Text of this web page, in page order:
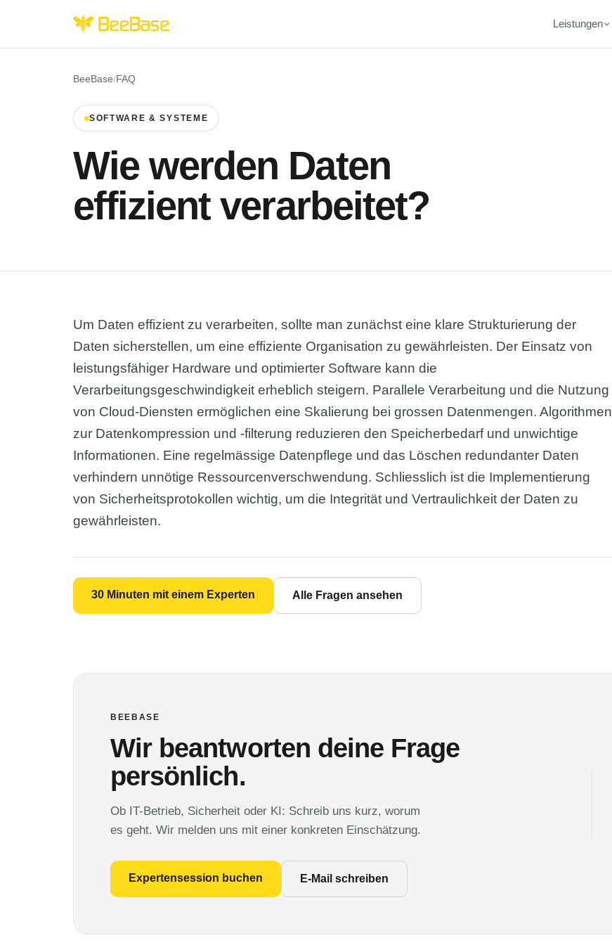
Leistungen
BeeBase/FAQ
SOFTWARE & SYSTEME
Wie werden Daten
effizient verarbeitet?
Um Daten effizient zu verarbeiten, sollte man zunächst eine klare Strukturierung der
Daten sicherstellen, um eine effiziente Organisation zu gewährleisten. Der Einsatz von
leistungsfähiger Hardware und optimierter Software kann die
Verarbeitungsgeschwindigkeit erheblich steigern. Parallele Verarbeitung und die Nutzung
von Cloud-Diensten ermöglichen eine Skalierung bei grossen Datenmengen. Algorithmen
zur Datenkompression und -filterung reduzieren den Speicherbedarf und unwichtige
Informationen. Eine regelmässige Datenpflege und das Löschen redundanter Daten
verhindern unnötige Ressourcenverschwendung. Schliesslich ist die Implementierung
von Sicherheitsprotokollen wichtig, um die Integrität und Vertraulichkeit der Daten zu
gewährleisten.
30 Minuten mit einem Experten Alle Fragen ansehen
BEEBASE
Wir beantworten deine Frage
persönlich.
Ob IT-Betrieb, Sicherheit oder KI: Schreib uns kurz, worum
es geht. Wir melden uns mit einer konkreten Einschätzung.
Expertensession buchen E-Mail schreiben